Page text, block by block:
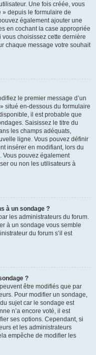
Une fois créée, vous
depuis le formulaire de
également ajouter une
en cochant la case appropriée
vous choisissez cette dernière
chaque message votre souhait
le premier message d’un
situé en-dessous du formulaire
il est probable que
Saisissez le titre du
les champs adéquats,
ligne. Vous pouvez définir
insérer en modifiant, lors du
Vous pouvez également
ou non les utilisateurs à
à un sondage ?
les administrateurs du forum.
à un sondage vous semble
du forum s’il est
?
être modifiés que par
Pour modifier un sondage,
sujet car le sondage est
n’a encore voté, il est
ses options. Cependant, si
et les administrateurs
empêche de modifier les